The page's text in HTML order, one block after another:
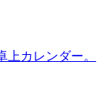
上カレンダー。